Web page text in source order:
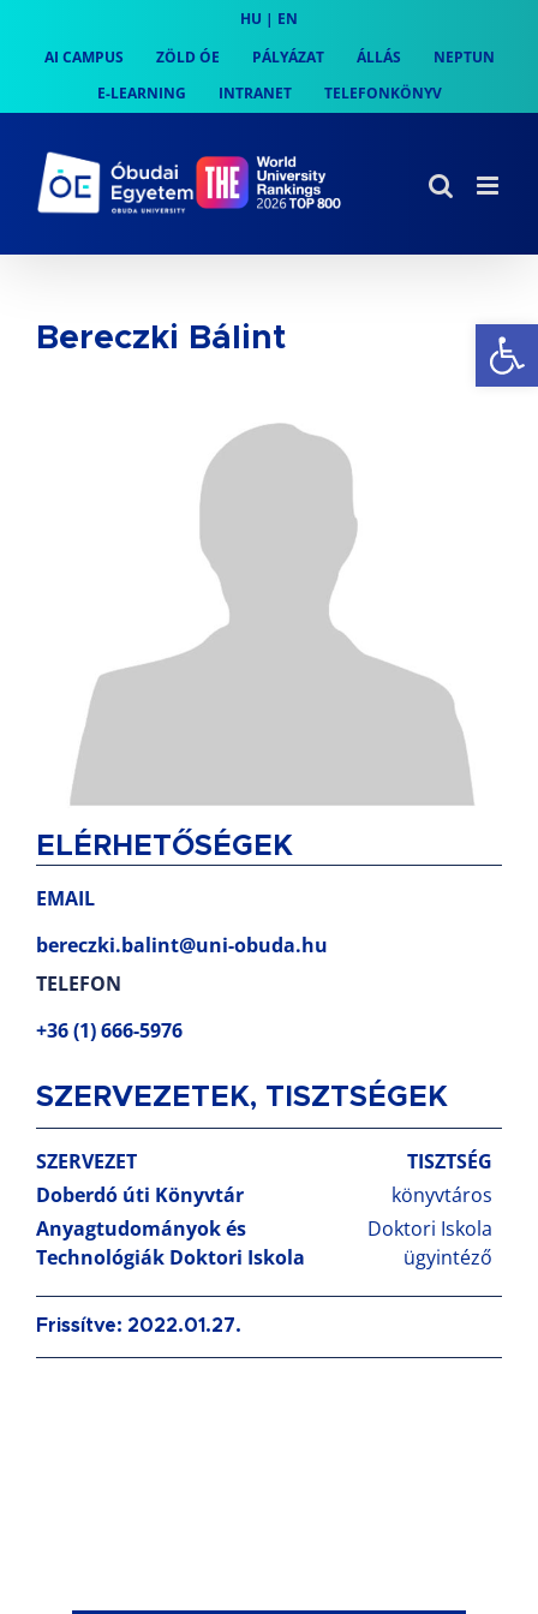
content
HU | EN
AI CAMPUS
ZÖLD ÓE PÁLYÁZAT ÁLLÁS
NEPTUN
E-LEARNING
INTRANET TELEFONKÖNYV
Bereczki Bálint
ELÉRHETŐSÉGEK
EMAIL
bereczki.balint@uni-obuda.hu
TELEFON
+36 (1) 666-5976
SZERVEZETEK, TISZTSÉGEK
SZERVEZET
TISZTSÉG
Doberdó úti Könyvtár
könyvtáros
Anyagtudományok és
Technológiák Doktori Iskola
Doktori Iskola
ügyintéző
Frissítve: 2022.01.27.